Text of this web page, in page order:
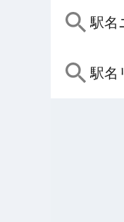
駅名
駅名